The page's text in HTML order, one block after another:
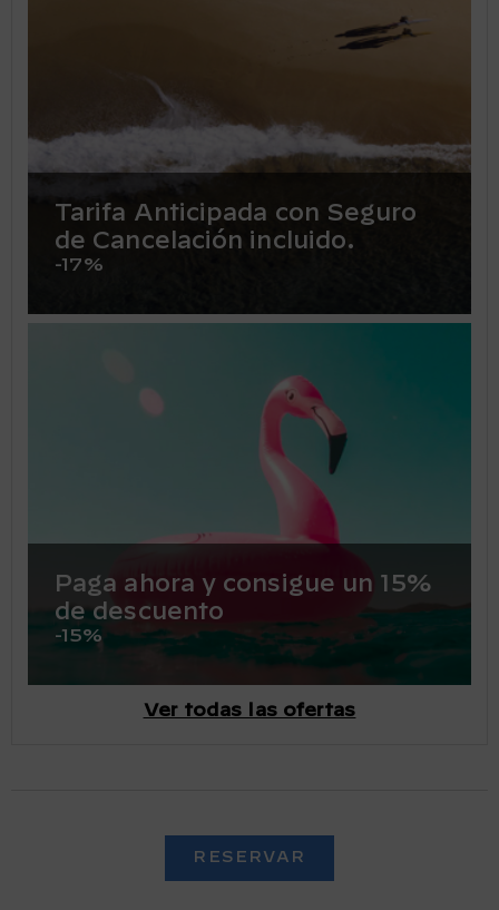
Tarifa Anticipada con Seguro
de Cancelación incluido.
-17%
Paga ahora y consigue un 15%
de descuento
-15%
Ver todas las ofertas
RESERVAR